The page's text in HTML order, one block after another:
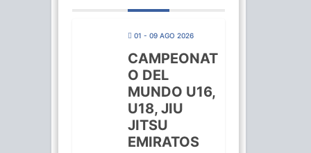
01 - 09 AGO 2026
CAMPEONAT
O DEL
MUNDO U16,
U18, JIU
JITSU
EMIRATOS